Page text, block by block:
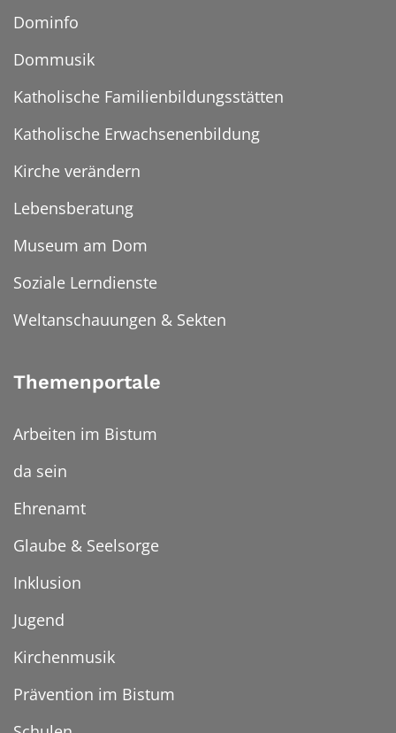
Dominfo
Dommusik
Katholische Familienbildungsstätten
Katholische Erwachsenenbildung
Kirche verändern
Lebensberatung
Museum am Dom
Soziale Lerndienste
Weltanschauungen & Sekten
Themenportale
Arbeiten im Bistum
da sein
Ehrenamt
Glaube & Seelsorge
Inklusion
Jugend
Kirchenmusik
Prävention im Bistum